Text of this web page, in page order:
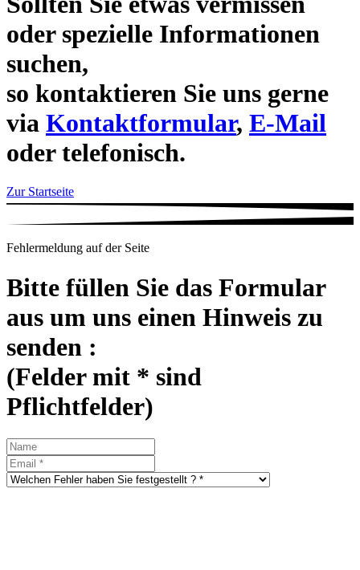
oder spezielle Informationen
suchen,
so kontaktieren Sie uns gerne
via Kontaktformular, E-Mail
oder telefonisch.
Zur Startseite
Fehlermeldung auf der Seite
Bitte füllen Sie das Formular
aus um uns einen Hinweis zu
senden :
(Felder mit * sind
Pflichtfelder)